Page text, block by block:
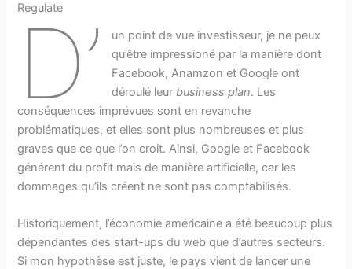
Regulate
D’
un point de vue investisseur, je ne peux
qu’être impressioné par la manière dont
Facebook, Anamzon et Google ont
déroulé leur business plan. Les
conséquences imprévues sont en revanche
problématiques, et elles sont plus nombreuses et plus
graves que ce que l’on croit. Ainsi, Google et Facebook
générent du profit mais de manière artificielle, car les
dommages qu’ils créent ne sont pas comptabilisés.
Historiquement, l’économie américaine a été beaucoup plus
dépendantes des start-ups du web que d’autres secteurs.
Si mon hypothèse est juste, le pays vient de lancer une